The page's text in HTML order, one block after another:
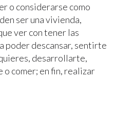
o considerarse como
ser una vivienda,
ver con tener las
poder descansar, sentirte
desarrollarte,
o comer; en fin, realizar